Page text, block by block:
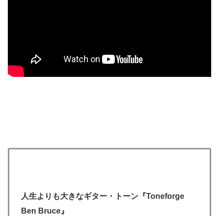
人生よりも大きなギター・トーン『Toneforge
Ben Bruce』